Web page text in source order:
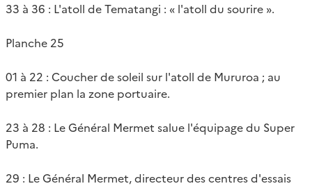
33 à 36 : L'atoll de Tematangi : « l'atoll du sourire ».
Planche 25
01 à 22 : Coucher de soleil sur l'atoll de Mururoa ; au
premier plan la zone portuaire.
23 à 28 : Le Général Mermet salue l'équipage du Super
Puma.
29 : Le Général Mermet, directeur des centres d'essais